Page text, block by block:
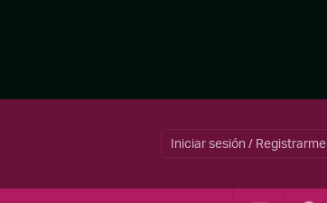
Iniciar sesión / Registrarme